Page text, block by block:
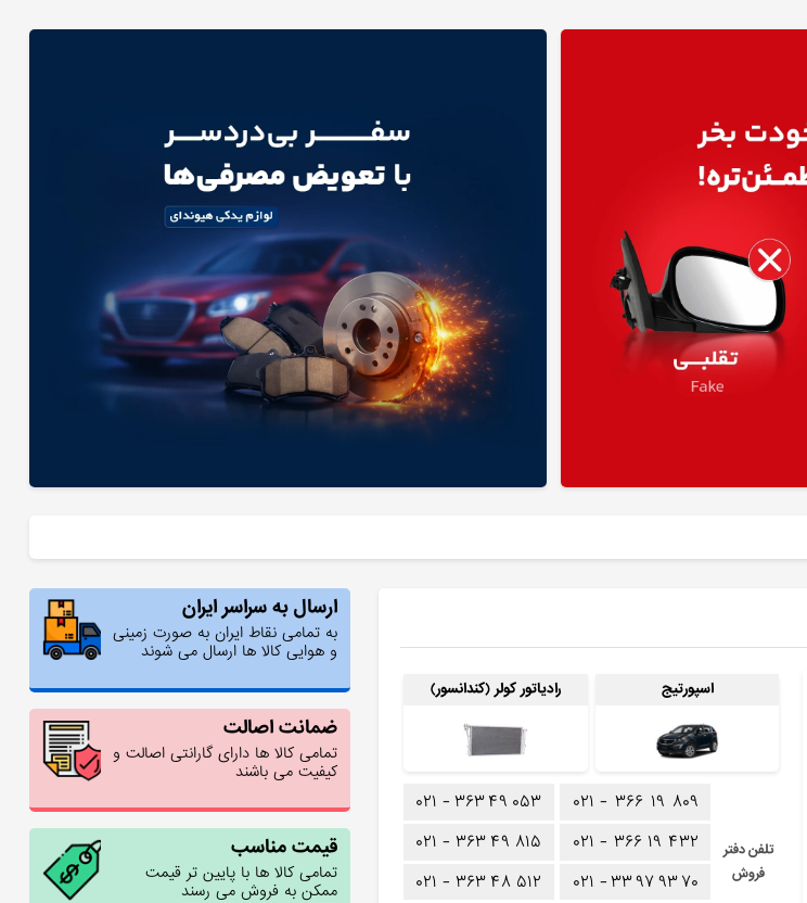
ارسال به سراسر ایران
به تمامی نقاط ایران به صورت زمینی
و هوایی کالا ها ارسال می شوند
ضمانت اصالت
تمامی کالا ها دارای گارانتی اصالت و
کیفیت می باشند
قیمت مناسب
تمامی کالا ها با پایین تر قیمت
ممکن به فروش می رسند
اسپورتیج رادیاتور کولر (کندانسور)
تلفن دفتر
فروش
۰۲۱ - ۳۶۶ ۱۹ ۸۰۹
۰۲۱ - ۳۶۶ ۱۹ ۴۳۲
۰۲۱ -۳۳۹۷۹۳۷۰
۰۲۱ - ۳۶۳۴۹ ۰۵۳
۰۲۱ - ۳۶۳ ۴۹ ۸۱۵
۰۲۱ - ۳۶۳ ۴۸ ۵۱۲